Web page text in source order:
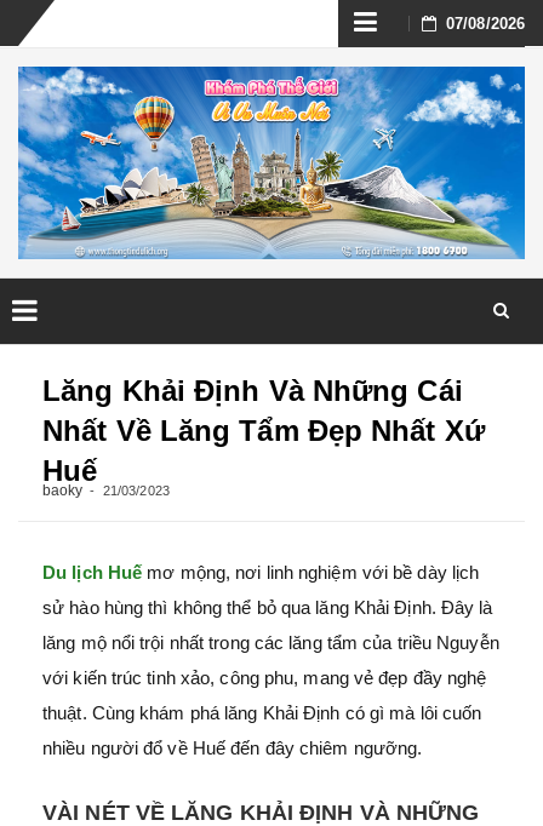
Skip
to
content
07/08/2026
Lăng Khải Định Và Những Cái
Nhất Về Lăng Tẩm Đẹp Nhất Xứ
Huế
baoky 21/03/2023
Du lịch Huế mơ mộng, nơi linh nghiệm với bề dày lịch
sử hào hùng thì không thể bỏ qua lăng Khải Định. Đây là
lăng mộ nổi trội nhất trong các lăng tẩm của triều Nguyễn
với kiến trúc tinh xảo, công phu, mang vẻ đẹp đầy nghệ
thuật. Cùng khám phá lăng Khải Định có gì mà lôi cuốn
nhiều người đổ về Huế đến đây chiêm ngưỡng.
VÀI NÉT VỀ LĂNG KHẢI ĐỊNH VÀ NHỮNG